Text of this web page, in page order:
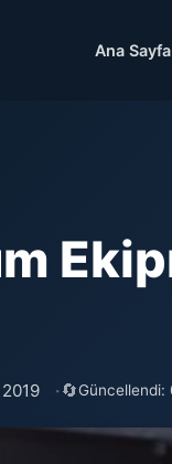
Ana Sayfa
🔄Güncellendi: